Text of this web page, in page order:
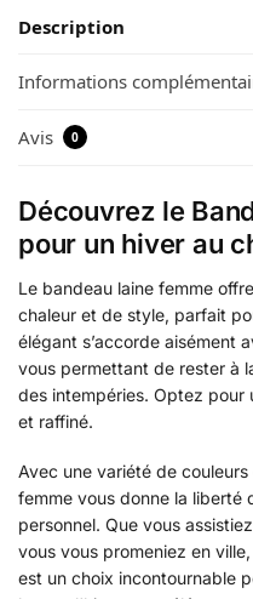
Description
Informations
Avis 0
Découvrez le
pour un hiver au
Le bandeau laine femme
chaleur et de style, parfait
élégant s’accorde aisément
vous permettant de rester à
des intempéries. Optez pour
et raffiné.
Avec une variété de
femme vous donne la liberté
personnel. Que vous
vous vous promeniez en
est un choix incontournable